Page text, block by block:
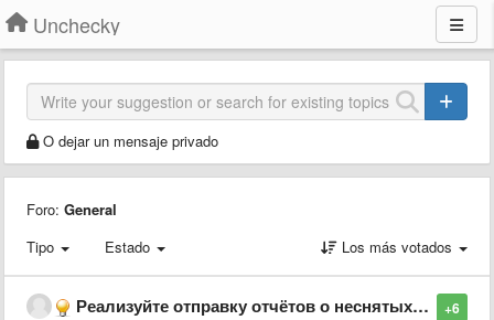
Unchecky
O dejar un mensaje privado
Foro: General
Tipo
Estado Los más votados
+6
Реализуйте отправку отчётов о неснятых галочках